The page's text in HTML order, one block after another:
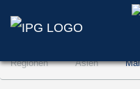
Zum Inhalt
Zur Suche
Regionen Asien